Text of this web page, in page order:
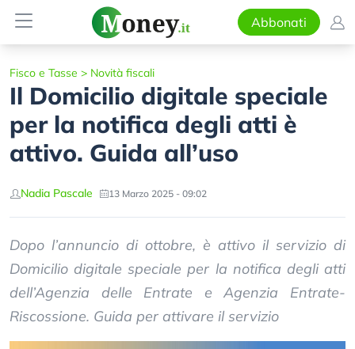
Abbonati
Fisco e Tasse > Novità fiscali
Il Domicilio digitale speciale
per la notifica degli atti è
attivo. Guida all’uso
Nadia Pascale 13 Marzo 2025 - 09:02
Dopo l’annuncio di ottobre, è attivo il servizio di
Domicilio digitale speciale per la notifica degli atti
dell’Agenzia delle Entrate e Agenzia Entrate-
Riscossione. Guida per attivare il servizio